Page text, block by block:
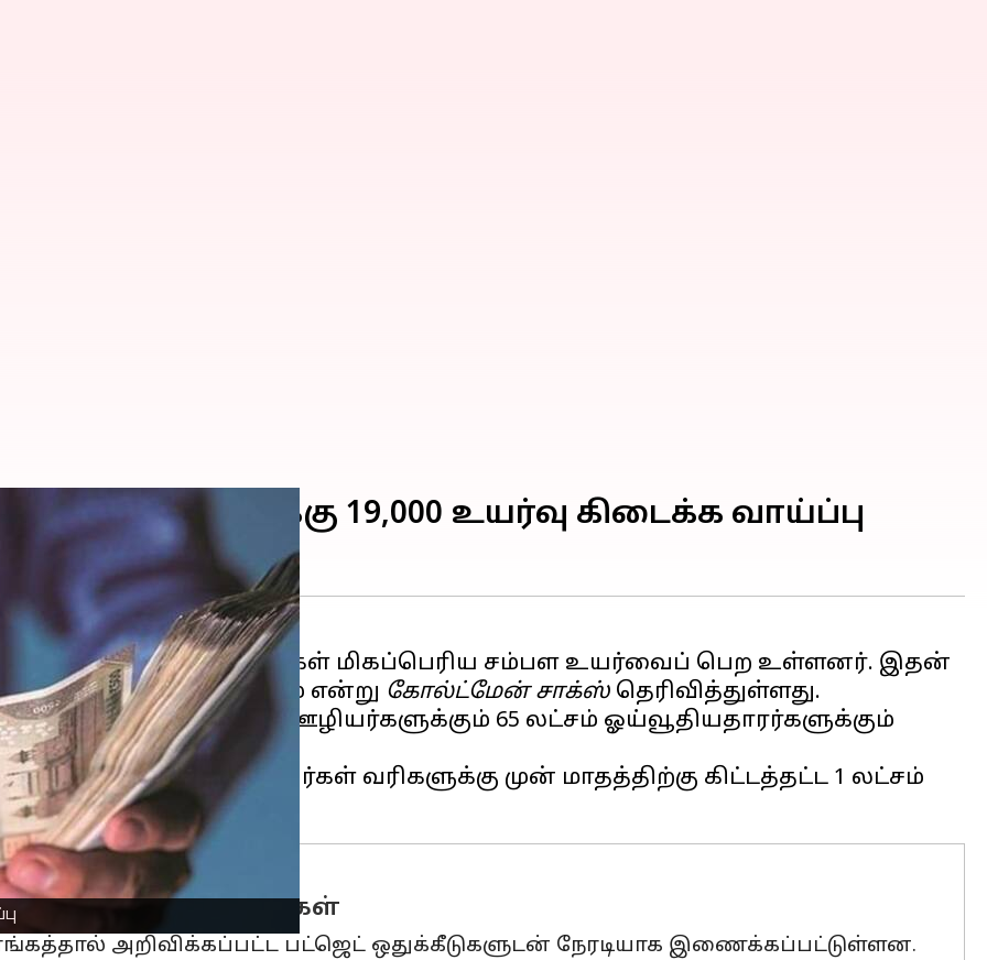
ஊழியர்களுக்கு ₹19,000 உயர்வு கிடைக்க வாய்ப்பு
மத்திய அரசுஊழியர்கள் மிகப்பெரிய சம்பள உயர்வைப் பெற உள்ளனர். இதன்
₹19,000 கிடைக்கும் என்று கோல்ட்மேன் சாக்ஸ் தெரிவித்துள்ளது.
லட்சம் மத்திய அரசு ஊழியர்களுக்கும் 65 லட்சம் ஓய்வூதியதாரர்களுக்கும்
மத்திய அரசு ஊழியர்கள் வரிகளுக்கு முன் மாதத்திற்கு கிட்டத்தட்ட ₹1 லட்சம்
சம்பள உயர்வுகள்
அறிவிக்கப்பட்ட பட்ஜெட் ஒதுக்கீடுகளுடன் நேரடியாக இணைக்கப்பட்டுள்ளன.